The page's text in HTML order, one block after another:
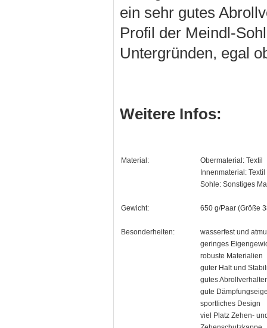
ein sehr gutes
Profil der Meindl-
Untergründen, egal
Weitere Infos:
Material:
Obermaterial: Textil
Innenmaterial: Textil
Sohle: Sonstiges
Gewicht: 650 g/Paar (Größe
Besonderheiten:
wasserfest und
geringes
robuste Materialien
guter Halt und
gutes
gute
sportliches Design
viel Platz Zehen-